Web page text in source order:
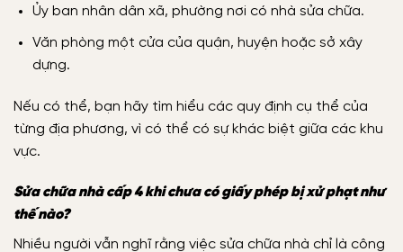
Ủy ban nhân dân xã, phường nơi có nhà sửa chữa.
Văn phòng một cửa của quận, huyện hoặc sở xây
dựng.
Nếu có thể, bạn hãy tìm hiểu các quy định cụ thể của
từng địa phương, vì có thể có sự khác biệt giữa các khu
vực.
Sửa chữa nhà cấp 4 khi chưa có giấy phép bị xử phạt như
thế nào?
Nhiều người vẫn nghĩ rằng việc sửa chữa nhà chỉ là công